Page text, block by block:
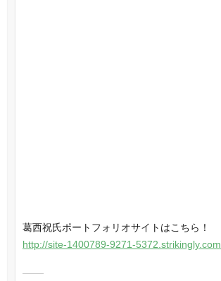
葛西祝氏ポートフォリオサイトはこちら！
http://site-1400789-9271-5372.strikingly.com